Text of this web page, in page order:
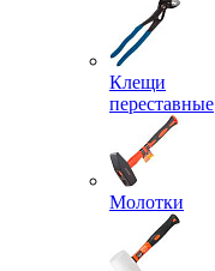
Клещи
переставные
Молотки